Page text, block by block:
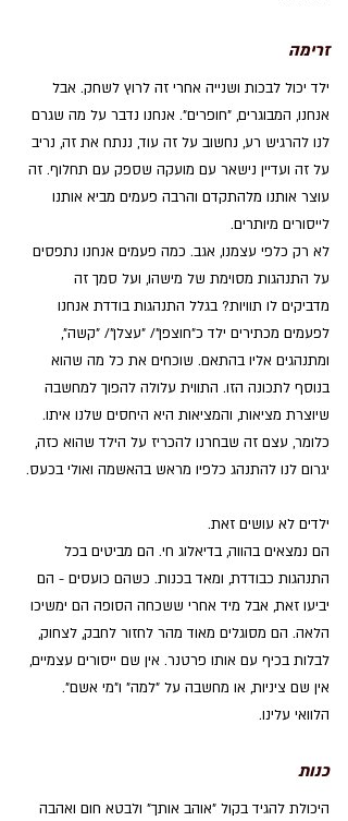
זרימה
ילד יכול לבכות ושנייה אחרי זה לרוץ לשחק. אבל
אנחנו, המבוגרים, "חופרים". אנחנו נדבר על מה שגרם
לנו להרגיש רע, נחשוב על זה עוד, ננתח את זה, נריב
על זה ועדיין נישאר עם מועקה שספק עם תחלוף. זה
עוצר אותנו מלהתקדם והרבה פעמים מביא אותנו
לייסורים מיותרים.
לא רק כלפי עצמנו, אגב. כמה פעמים אנחנו נתפסים
על התנהגות מסוימת של מישהו, ועל סמך זה
מדביקים לו תוויות? בגלל התנהגות בודדת אנחנו
לפעמים מכתירים ילד כ"חוצפן"/ "עצלן"/ "קשה",
ומתנהגים אליו בהתאם. שוכחים את כל מה שהוא
בנוסף לתכונה הזו. התווית עלולה להפוך למחשבה
שיוצרת מציאות, והמציאות היא היחסים שלנו איתו.
כלומר, עצם זה שבחרנו להכריז על הילד שהוא כזה,
יגרום לנו להתנהג כלפיו מראש בהאשמה ואולי בכעס.
ילדים לא עושים זאת.
הם נמצאים בהווה, בדיאלוג חי. הם מביטים בכל
התנהגות כבודדת, ומאד בכנות. כשהם כועסים - הם
יביעו זאת, אבל מיד אחרי ששכחה הסופה הם ימשיכו
הלאה. הם מסוגלים מאוד מהר לחזור לחבק, לצחוק,
לבלות בכיף עם אותו פרטנר. אין שם ייסורים עצמיים,
אין שם ציניות, או מחשבה על "למה" ו"מי אשם".
הלוואי עלינו.
כנות
היכולת להגיד בקול "אוהב אותך" ולבטא חום ואהבה